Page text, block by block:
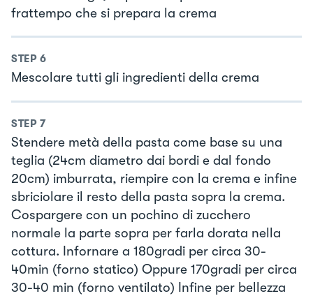
frattempo che si prepara la crema
STEP 6
Mescolare tutti gli ingredienti della crema
STEP 7
Stendere metà della pasta come base su una
teglia (24cm diametro dai bordi e dal fondo
20cm) imburrata, riempire con la crema e infine
sbriciolare il resto della pasta sopra la crema.
Cospargere con un pochino di zucchero
normale la parte sopra per farla dorata nella
cottura. Infornare a 180gradi per circa 30-
40min (forno statico) Oppure 170gradi per circa
30-40 min (forno ventilato) Infine per bellezza